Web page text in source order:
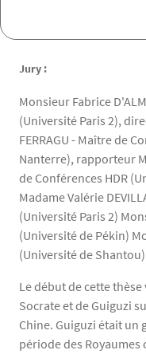
Jury :
Monsieur Fabrice
(Université Paris 2),
FERRAGU - Maître de
Nanterre), rapporteur
de Conférences HDR
Madame Valérie
(Université Paris 2)
(Université de Pékin)
(Université de Shantou)
Le début de cette
Socrate et de Guiguzi
Chine. Guiguzi était un
période des